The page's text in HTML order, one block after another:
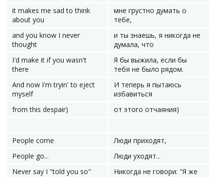
it makes me sad to think
about you
мне грустно думать о
тебе,
and you know I never
thought
и ты знаешь, я никогда не
думала, что
I'd make it if you wasn't
there
Я бы выжила, если бы
тебя не было рядом.
And now I'm tryin' to eject
myself
И теперь я пытаюсь
избавиться
from this despair)
от этого отчаяния)
People come
Люди приходят,
People go...
Люди уходят...
Never say I "told you so"
Никогда не говори: "Я же